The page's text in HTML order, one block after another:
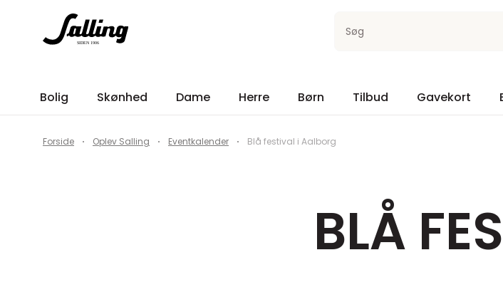
Søg
Bolig Skønhed Dame Herre Børn Tilbud Gavekort
Forside Oplev Salling Eventkalender Blå festival i Aalborg
BLÅ